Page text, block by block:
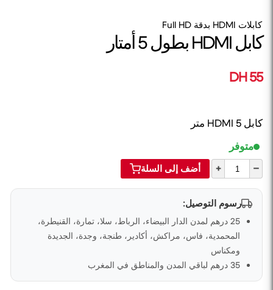
كابلات HDMI بدقة Full HD
كابل HDMI بطول 5 أمتار
55 DH
كابل HDMI 5 متر
متوفر
–
+ أضف إلى السلة
رسوم التوصيل:
25 درهم لمدن الدار البيضاء، الرباط، سلا، تمارة، القنيطرة،
المحمدية، فاس، مراكش، أكادير، طنجة، وجدة، الجديدة
ومكناس
35 درهم لباقي المدن والمناطق في المغرب